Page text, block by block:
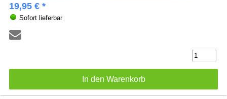
19,95 € *
Sofort lieferbar